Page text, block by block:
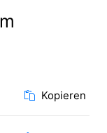
Kopieren